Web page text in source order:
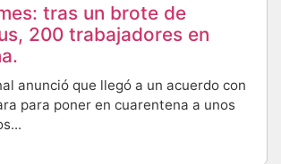
tras un brote de
200 trabajadores en
anunció que llegó a un acuerdo con
para poner en cuarentena a unos